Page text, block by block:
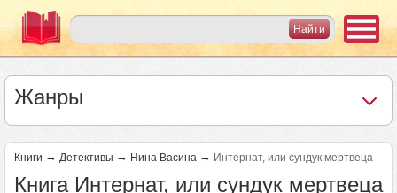
Жанры
Книги → Детективы → Нина Васина → Интернат, или сундук мертвеца
Книга Интернат, или сундук мертвеца